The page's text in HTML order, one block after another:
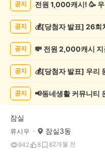
록
공지 전원 1,000캐시! 🥳
공지
공지
공지
공지 📢동네생활 커뮤니
잠실
류시우 잠실3동
942 8 82개월 전